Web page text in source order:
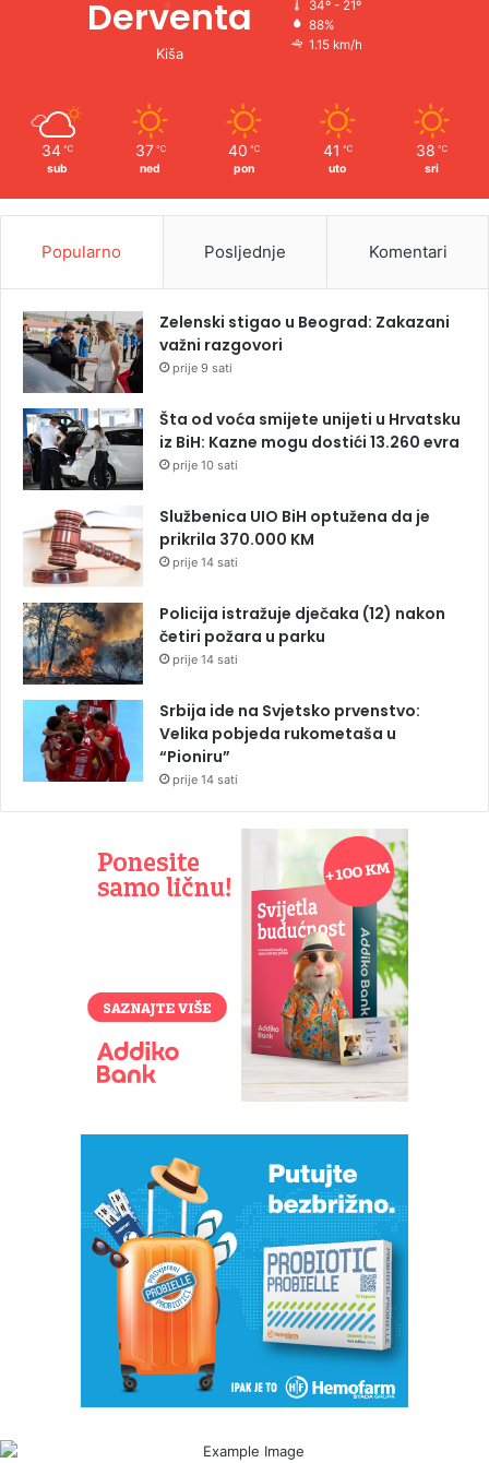
Derventa
Kiša
34º - 21º
88%
1.15 km/h
34 ℃
sub
37 ℃
ned
40 ℃
pon
41 ℃
uto
38 ℃
sri
Popularno Posljednje Komentari
Zelenski stigao u Beograd: Zakazani
važni razgovori
prije 9 sati
Šta od voća smijete unijeti u Hrvatsku
iz BiH: Kazne mogu dostići 13.260 evra
prije 10 sati
Službenica UIO BiH optužena da je
prikrila 370.000 KM
prije 14 sati
Policija istražuje dječaka (12) nakon
četiri požara u parku
prije 14 sati
Srbija ide na Svjetsko prvenstvo:
Velika pobjeda rukometaša u
“Pioniru”
prije 14 sati